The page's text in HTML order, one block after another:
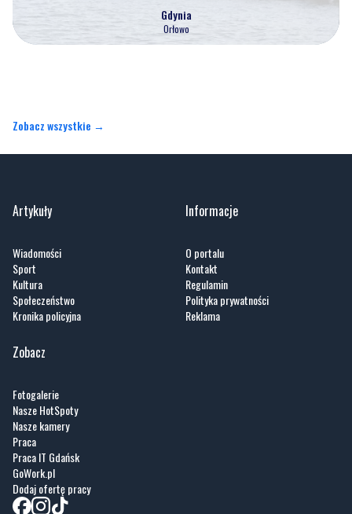
Gdynia
Orłowo
Zobacz wszystkie →
Artykuły
Wiadomości
Sport
Kultura
Społeczeństwo
Kronika policyjna
Informacje
O portalu
Kontakt
Regulamin
Polityka prywatności
Reklama
Zobacz
Fotogalerie
Nasze HotSpoty
Nasze kamery
Praca
Praca IT Gdańsk
GoWork.pl
Dodaj ofertę pracy